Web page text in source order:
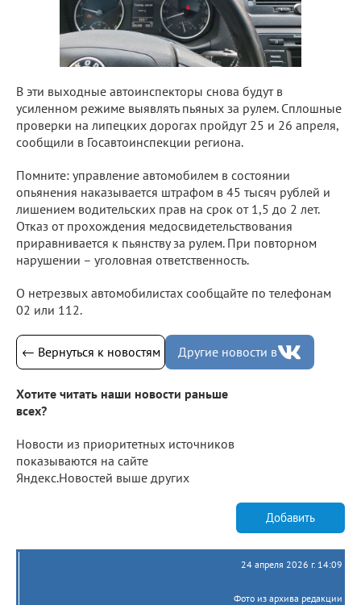
В эти выходные автоинспекторы снова будут в
усиленном режиме выявлять пьяных за рулем. Сплошные
проверки на липецких дорогах пройдут 25 и 26 апреля,
сообщили в Госавтоинспекции региона.
Помните: управление автомобилем в состоянии
опьянения наказывается штрафом в 45 тысяч рублей и
лишением водительских прав на срок от 1,5 до 2 лет.
Отказ от прохождения медосвидетельствования
приравнивается к пьянству за рулем. При повторном
нарушении – уголовная ответственность.
О нетрезвых автомобилистах сообщайте по телефонам
02 или 112.
← Вернуться к новостям Другие новости в
Хотите читать наши новости раньше
всех?
Новости из приоритетных источников
показываются на сайте
Яндекс.Новостей выше других
Добавить
24 апреля 2026 г. 14:09
Фото из архива редакции